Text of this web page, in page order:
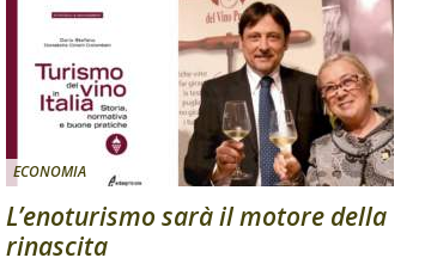
ECONOMIA
L’enoturismo sarà il motore della
rinascita